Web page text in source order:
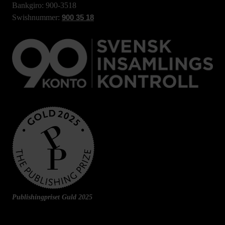
Bankgiro: 900-3518
Swishnummer: 900 35 18
Publishingpriset Guld 2025